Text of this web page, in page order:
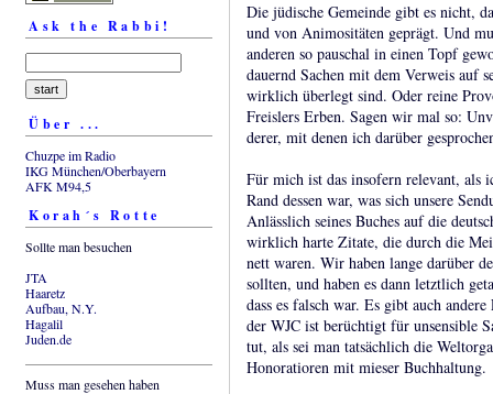
Ask the Rabbi!
Über ...
Chuzpe im Radio
IKG München/Oberbayern
AFK M94,5
Korah´s Rotte
Sollte man besuchen
JTA
Haaretz
Aufbau, N.Y.
Hagalil
Juden.de
Muss man gesehen haben
Die jüdische Gemeinde gibt es nicht,
und von Animositäten geprägt. Und
anderen so pauschal in einen Topf
dauernd Sachen mit dem Verweis auf
wirklich überlegt sind. Oder reine
Freislers Erben. Sagen wir mal so:
derer, mit denen ich darüber
Für mich ist das insofern relevant, als
Rand dessen war, was sich unsere
Anlässlich seines Buches auf die
wirklich harte Zitate, die durch die
nett waren. Wir haben lange darüber
sollten, und haben es dann letztlich
dass es falsch war. Es gibt auch
der WJC ist berüchtigt für unsensible
tut, als sei man tatsächlich die
Honoratioren mit mieser Buchhaltung.